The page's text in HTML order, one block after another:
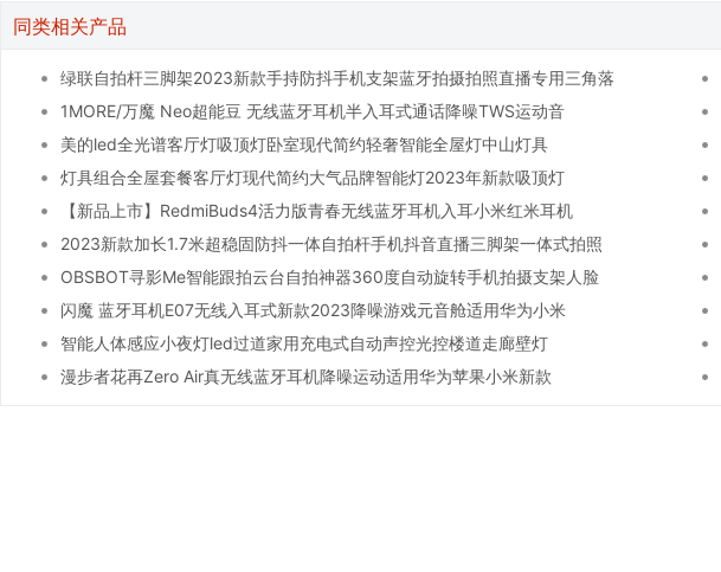
同类相关产品
绿联自拍杆三脚架2023新款手持防抖手机支架蓝牙拍摄拍照直播专用三角落
地
1MORE/万魔 Neo超能豆 无线蓝牙耳机半入耳式通话降噪TWS运动音
美的led全光谱客厅灯吸顶灯卧室现代简约轻奢智能全屋灯中山灯具
灯具组合全屋套餐客厅灯现代简约大气品牌智能灯2023年新款吸顶灯
【新品上市】RedmiBuds4活力版青春无线蓝牙耳机入耳小米红米耳机
2023新款加长1.7米超稳固防抖一体自拍杆手机抖音直播三脚架一体式拍照
OBSBOT寻影Me智能跟拍云台自拍神器360度自动旋转手机拍摄支架人脸
闪魔 蓝牙耳机E07无线入耳式新款2023降噪游戏元音舱适用华为小米
智能人体感应小夜灯led过道家用充电式自动声控光控楼道走廊壁灯
漫步者花再Zero Air真无线蓝牙耳机降噪运动适用华为苹果小米新款